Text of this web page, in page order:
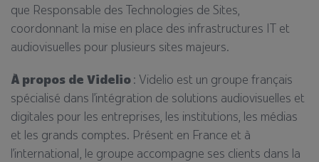
que Responsable des Technologies de Sites,
coordonnant la mise en place des infrastructures IT et
audiovisuelles pour plusieurs sites majeurs.
À propos de Videlio: Videlio est un groupe français
spécialisé dans l’intégration de solutions audiovisuelles et
digitales pour les entreprises, les institutions, les médias
et les grands comptes. Présent en France et à
l’international, le groupe accompagne ses clients dans la